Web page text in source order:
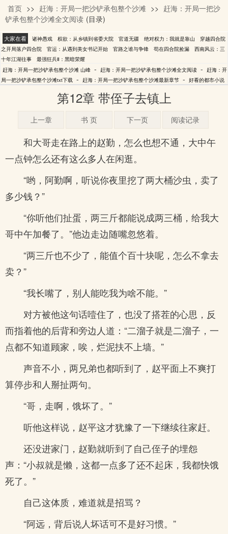
山峰
首页 >> 赶海：开局一把沙铲承包整个沙滩 >> 赶海：开局一把沙
铲承包整个沙滩全文阅读 (目录)
大家在看 诸神愚戏 权欲：从乡镇到省委大院 官道无疆 绝对权力：我就是靠山
穿越四合院
之开局落户四合院
官运：从遇到美女书记开始 官路之谁与争锋 苟在四合院捡漏
西南风云：三
十年江湖往事
最强狂兵Ⅱ：黑暗荣耀
赶海：开局一把沙铲承包整个沙滩 山峰 - 赶海：开局一把沙铲承包整个沙滩全文阅读 - 赶海：开
局一把沙铲承包整个沙滩txt下载 - 赶海：开局一把沙铲承包整个沙滩最新章节 - 好看的都市小说
第12章 带侄子去镇上
上一章 书 页 下一页 阅读记录
和大哥走在路上的赵勤，怎么也想不通，大中午
一点钟怎么还有这么多人在闲逛。
“哟，阿勤啊，听说你夜里挖了两大桶沙虫，卖了
多少钱？”
“你听他们扯蛋，两三斤都能说成两三桶，给我大
哥中午加餐了。”他边走边随嘴忽悠着。
“两三斤也不少了，能值个百十块呢，怎么不拿去
卖？”
“我长嘴了，别人能吃我为啥不能。”
对方被他这句话噎住了，也没了搭茬的心思，反
而指着他的后背和旁边人道：“二溜子就是二溜子，一
点都不知道顾家，唉，烂泥扶不上墙。”
声音不小，两兄弟也都听到了，赵平面上不爽打
算停步和人掰扯两句。
“哥，走啊，饿坏了。”
听他这样说，赵平这才犹豫了一下继续往家赶。
还没进家门，赵勤就听到了自己侄子的埋怨
声：“小叔就是懒，这都一点多了还不起床，我都快饿
死了。”
自己这体质，难道就是招骂？
“阿远，背后说人坏话可不是好习惯。”